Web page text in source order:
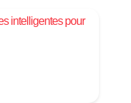
intelligentes pour